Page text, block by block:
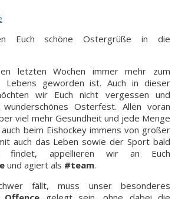
Euch schöne Ostergrüße in die
letzten Wochen immer mehr zum
Lebens geworden ist. Auch in dieser
wir Euch nicht vergessen und
Osterfest. Allen voran
viel mehr Gesundheit und jede Menge
beim Eishockey immens von großer
auch das Leben sowie der Sport bald
findet, appellieren wir an Euch
und agiert als #team.
fällt, muss unser besonderes